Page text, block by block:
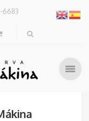
6683